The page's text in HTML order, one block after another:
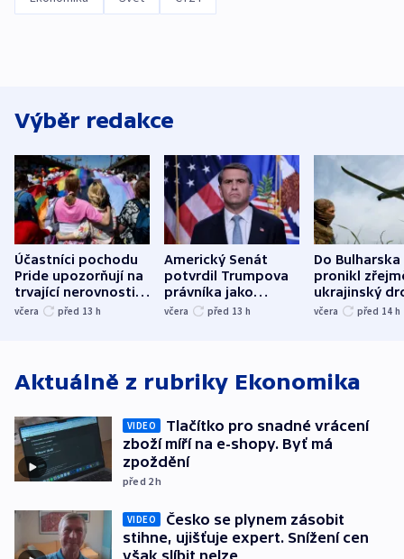
Výběr redakce
Účastníci pochodu
Pride upozorňují na
trvající nerovnosti i
společenskou
včera před 13 h
Americký Senát
potvrdil Trumpova
právníka jako
ministra
včera před 13 h
Do Bulharska
pronikl
ukrajinský
explodoval
včera před 14 h
Aktuálně z rubriky Ekonomika
VIDEO
Tlačítko pro snadné vrácení
zboží míří na e-shopy. Byť má
zpoždění
před 2h
VIDEO
Česko se plynem zásobit
stihne, ujišťuje expert. Snížení cen
však slíbit nelze